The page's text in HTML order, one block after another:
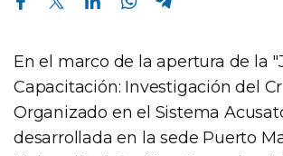
En el marco de la apertura de la
Capacitación: Investigación del
Organizado en el Sistema
desarrollada en la sede Puerto